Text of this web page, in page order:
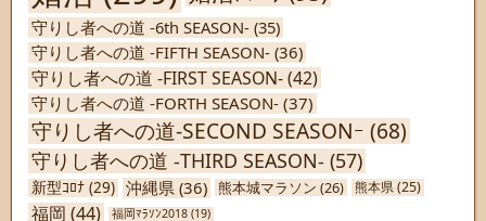
守りし者への道 -6th SEASON- (35)
守りし者への道 -FIFTH SEASON- (36)
守りし者への道 -FIRST SEASON-(42)
守りし者への道 -FORTH SEASON- (37)
守りし者への道-SECOND SEASONｰ (68)
守りし者への道 -THIRD SEASON- (57)
新型ｺﾛﾅ (29) 沖縄県 (36) 熊本城マラソン (26) 熊本県(25)
福岡 (44) 福岡ﾏﾗｿﾝ2018 (19)